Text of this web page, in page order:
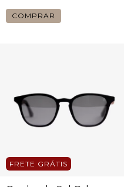
COMPRAR
FRETE GRÁTIS